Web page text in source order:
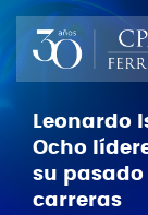
Leonardo
Ocho
su
carreras